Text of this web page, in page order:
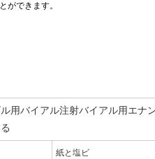
ができます。
用バイアル注射バイアル用エナ
紙と塩ビ